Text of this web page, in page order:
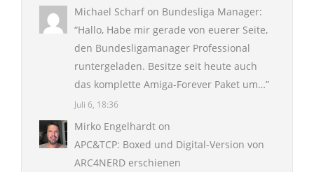
Michael Scharf on Bundesliga Manager:
“Hallo, Habe mir gerade von euerer Seite,
den Bundesligamanager Professional
runtergeladen. Besitze seit heute auch
das komplette Amiga-Forever Paket um…”
Juli 6, 18:36
Mirko Engelhardt on
APC&TCP: Boxed und Digital-Version von
ARC4NERD erschienen